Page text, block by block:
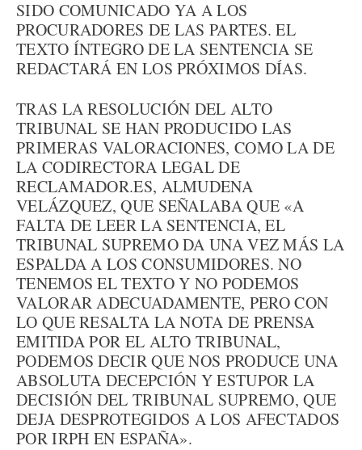
SIDO COMUNICADO YA A LOS
PROCURADORES DE LAS PARTES. EL
TEXTO ÍNTEGRO DE LA SENTENCIA SE
REDACTARÁ EN LOS PRÓXIMOS DÍAS.
TRAS LA RESOLUCIÓN DEL ALTO
TRIBUNAL SE HAN PRODUCIDO LAS
PRIMERAS VALORACIONES, COMO LA DE
LA CODIRECTORA LEGAL DE
RECLAMADOR.ES, ALMUDENA
VELÁZQUEZ, QUE SEÑALABA QUE «A
FALTA DE LEER LA SENTENCIA, EL
TRIBUNAL SUPREMO DA UNA VEZ MÁS LA
ESPALDA A LOS CONSUMIDORES. NO
TENEMOS EL TEXTO Y NO PODEMOS
VALORAR ADECUADAMENTE, PERO CON
LO QUE RESALTA LA NOTA DE PRENSA
EMITIDA POR EL ALTO TRIBUNAL,
PODEMOS DECIR QUE NOS PRODUCE UNA
ABSOLUTA DECEPCIÓN Y ESTUPOR LA
DECISIÓN DEL TRIBUNAL SUPREMO, QUE
DEJA DESPROTEGIDOS A LOS AFECTADOS
POR IRPH EN ESPAÑA».